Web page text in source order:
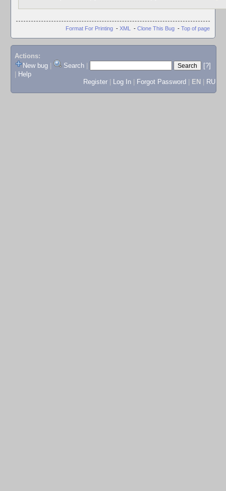
Format For Printing - XML - Clone This Bug - Top of page
Actions:
New bug
Search
[?]
Help
Register
Log In Forgot Password EN RU